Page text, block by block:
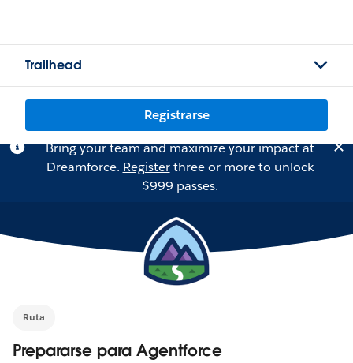
Trailhead
Registrarse
Bring your team and maximize your impact at
Dreamforce. Registerthree or more to unlock
$999 passes.
Ruta
Prepararse para Agentforce